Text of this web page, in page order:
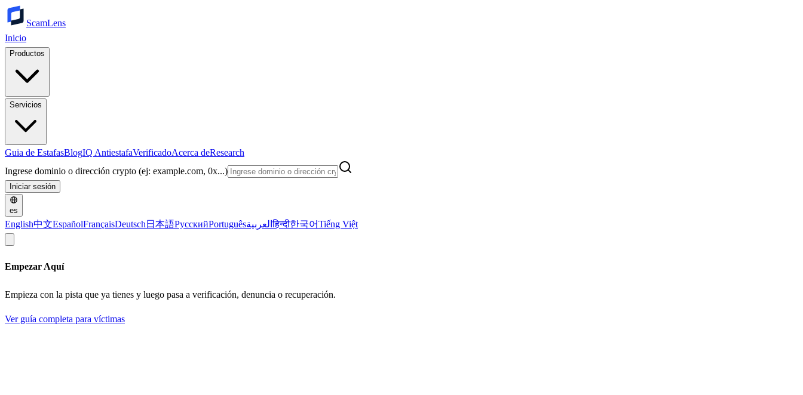
ScamLens
Inicio
Productos
Servicios
Guia de EstafasBlogIQ AntiestafaVerificadoAcerca deResearch
Ingrese dominio o dirección crypto (ej: example.com, 0x...)
Iniciar sesión
es
English中文EspañolFrançaisDeutsch 日本語РусскийPortuguêsالعربيةहिन्दी한국어Tiếng Việt
Empezar Aquí
Empieza con la pista que ya tienes y luego pasa a verificación, denuncia o recuperación.
Ver guía completa para víctimas